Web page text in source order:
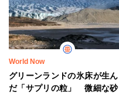
World Now
グリーンランドの氷床が生ん
だ「サプリの粒」 微細な砂